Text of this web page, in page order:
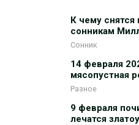
К чему
сонникам
Сонник
14 февраля
мясопустная
Разное
9 февраля
лечатся